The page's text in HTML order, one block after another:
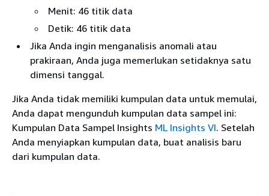
Menit: 46 titik data
Detik: 46 titik data
Jika Anda ingin menganalisis anomali atau
prakiraan, Anda juga memerlukan setidaknya satu
dimensi tanggal.
Jika Anda tidak memiliki kumpulan data untuk memulai,
Anda dapat mengunduh kumpulan data sampel ini:
Kumpulan Data Sampel Insights ML Insights VI. Setelah
Anda menyiapkan kumpulan data, buat analisis baru
dari kumpulan data.